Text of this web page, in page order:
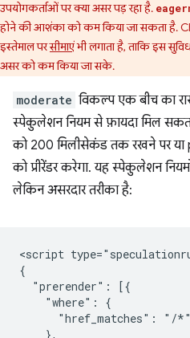
उपयोगकर्ताओं पर क्या असर पड़ रहा है.
होने की आशंका को कम किया जा सकता है.
इस्तेमाल परसीमाएंभी लगाता है, ताकि इस
असर को कम किया जा सके.
moderate विकल्प एक बीच का
स्पेकुलेशन नियम से फ़ायदा मिल
को 200 मिलीसेकंड तक रखने पर
को प्रीरेंडर करेगा. यह स्पेकुलेशन
लेकिन असरदार तरीका है:
<script
{
  "prerender": [{
    "where": {
      "href_matches": "/*"
    },